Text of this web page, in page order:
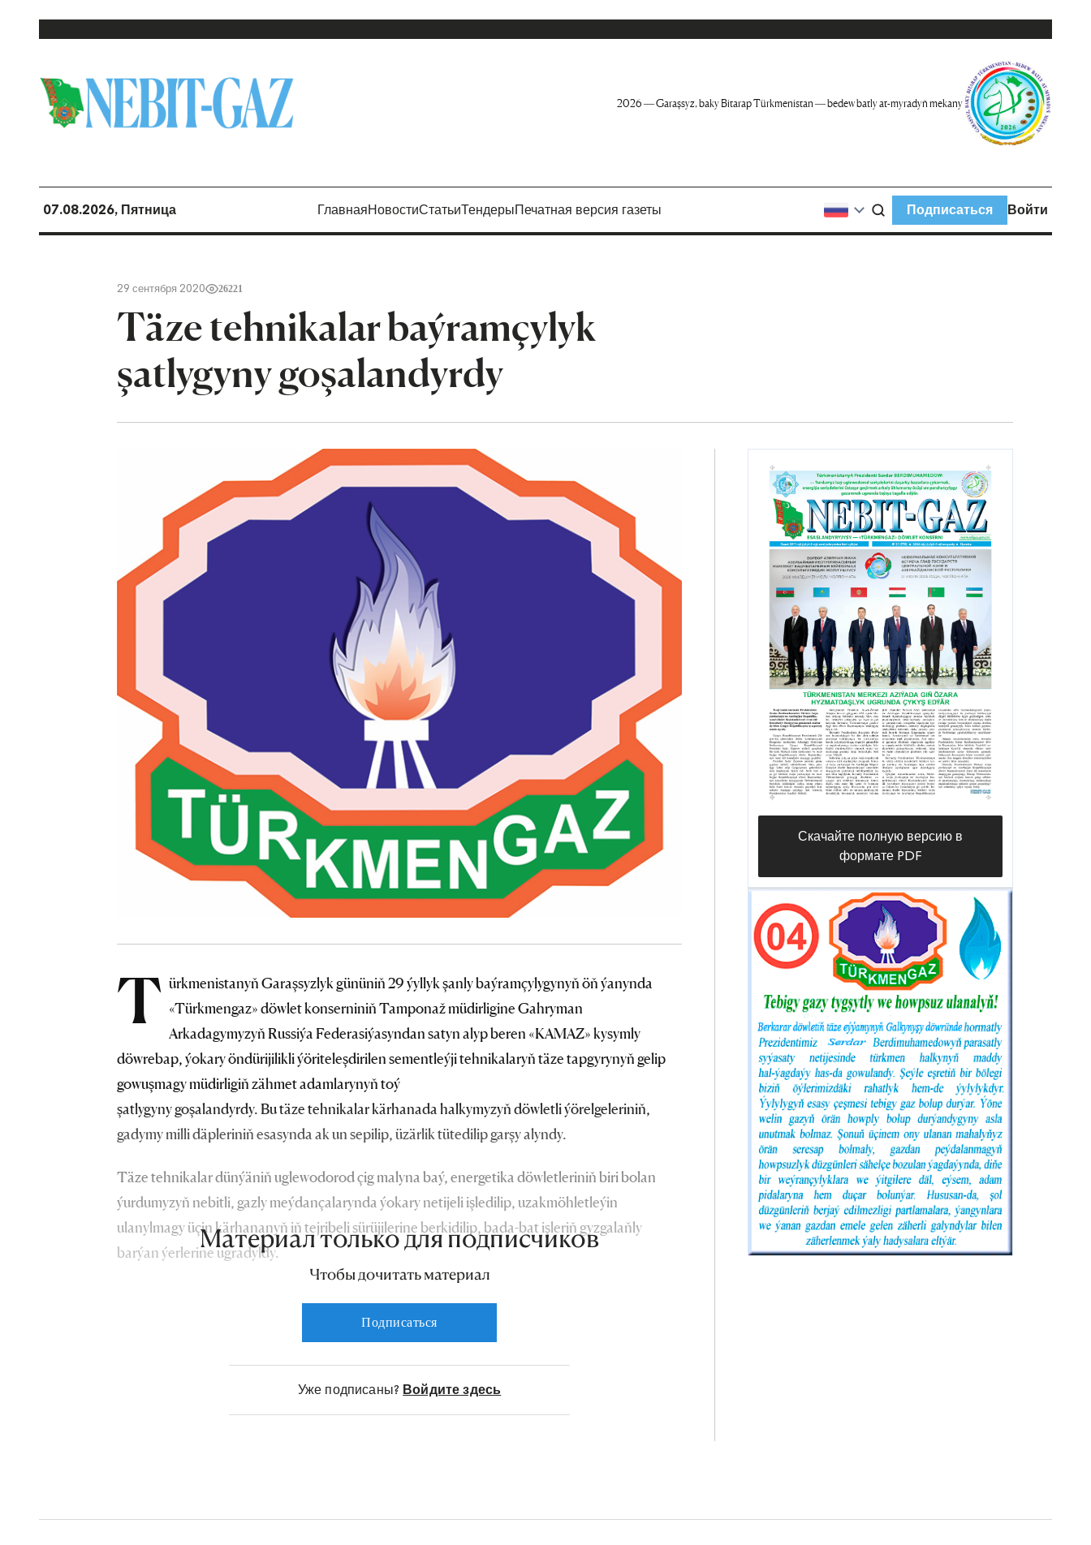
2026 — Garaşsyz, baky Bitarap Türkmenistan — bedew batly at-myradyň mekany
07.08.2026, Пятница ГлавнаяНовостиСтатьиТендерыПечатная версия газеты Подписаться Войти
29 сентября 2020 26221
Täze tehnikalar baýramçylyk
şatlygyny goşalandyrdy
T ürkmenistanyň Garaşsyzlyk gününiň 29 ýyllyk şanly baýramçylygynyň öň ýanynda
«Türkmengaz» döwlet konserniniň Tamponaž müdirligine Gahryman
Arkadagymyzyň Russiýa Federasiýasyndan satyn alyp beren «KAMAZ» kysymly
döwrebap, ýokary öndürijilikli ýöriteleşdirilen sementleýji tehnikalaryň täze tapgyrynyň gelip
gowuşmagy müdirligiň zähmet adamlarynyň toý
şatlygyny goşalandyrdy. Bu täze tehnikalar kärhanada halkymyzyň döwletli ýörelgeleriniň,
gadymy milli däpleriniň esasynda ak un sepilip, üzärlik tütedilip garşy alyndy.
Täze tehnikalar dünýäniň uglewodorod çig malyna baý, energetika döwletleriniň biri bolan
ýurdumyzyň nebitli, gazly meýdançalarynda ýokary netijeli işledilip, uzakmöhletleýin
ulanylmagy üçin kärhananyň iň tejribeli sürüjilerine berkidilip, bada-bat işleriň gyzgalaňly
barýan ýerlerine ugradyldy.Материал только для подписчиков
Чтобы дочитать материал
Подписаться
Уже подписаны? Войдите здесь
Скачайте полную версию в
формате PDF